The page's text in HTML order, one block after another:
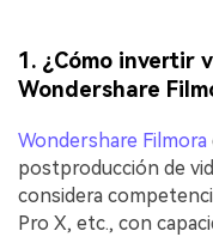
1. ¿Cómo invertir
Wondershare
Wondershare Filmora
postproducción de
considera
Pro X, etc., con